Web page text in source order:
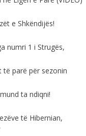
e Shkëndijës!
numri 1 i Strugës,
të parë për sezonin
ta ndiqni!
të Hibernian,